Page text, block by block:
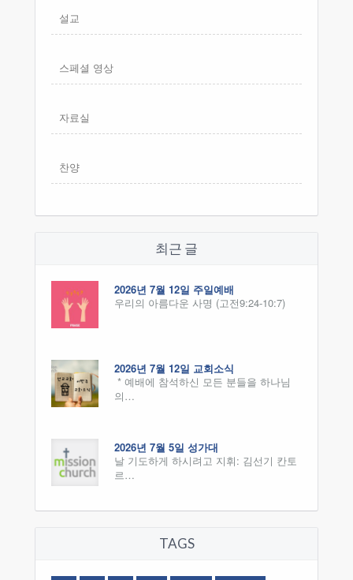
설교
스페셜 영상
자료실
찬양
최근 글
2026년 7월 12일 주일예배
우리의 아름다운 사명 (고전9:24-10:7)
2026년 7월 12일 교회소식
* 예배에 참석하신 모든 분들을 하나님
의…
2026년 7월 5일 성가대
날 기도하게 하시려고 지휘: 김선기 칸토
르…
TAGS